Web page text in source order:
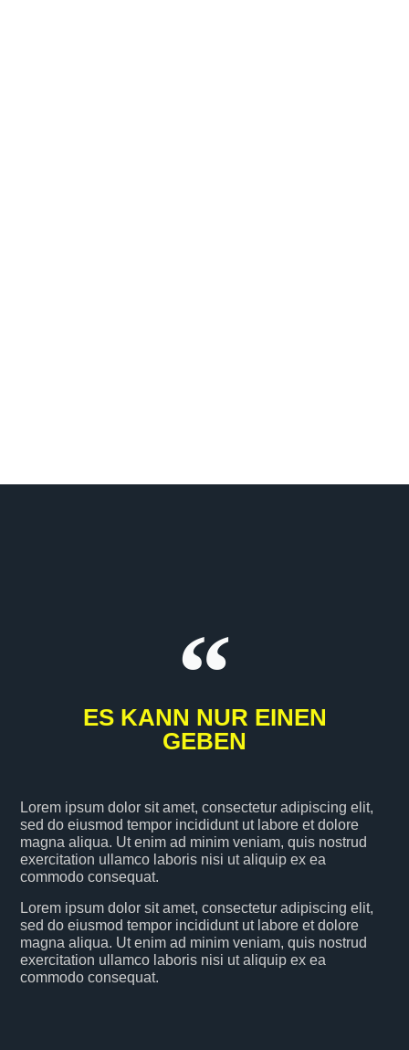
ES KANN NUR EINEN
GEBEN
Lorem ipsum dolor sit amet, consectetur adipiscing elit,
sed do eiusmod tempor incididunt ut labore et dolore
magna aliqua. Ut enim ad minim veniam, quis nostrud
exercitation ullamco laboris nisi ut aliquip ex ea
commodo consequat.
Lorem ipsum dolor sit amet, consectetur adipiscing elit,
sed do eiusmod tempor incididunt ut labore et dolore
magna aliqua. Ut enim ad minim veniam, quis nostrud
exercitation ullamco laboris nisi ut aliquip ex ea
commodo consequat.